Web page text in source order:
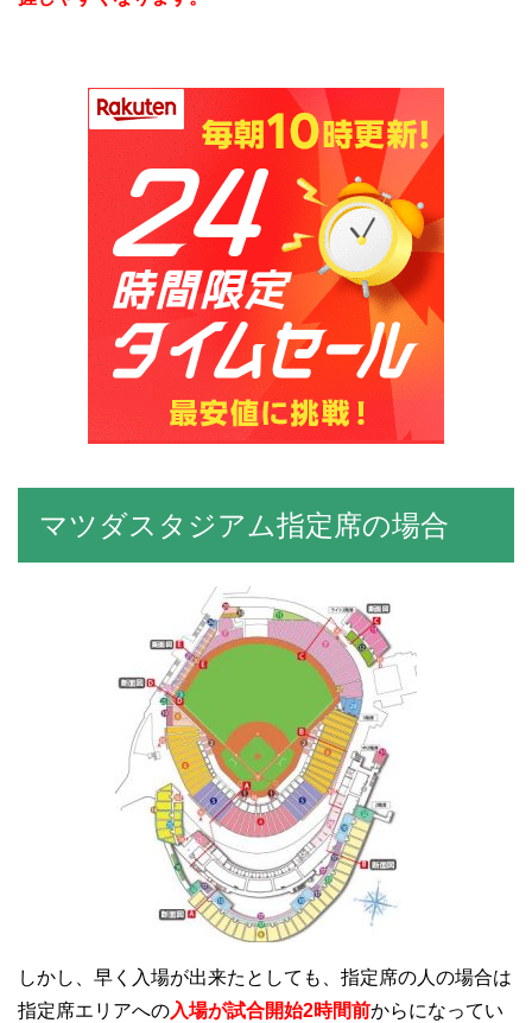
マツダスタジアム指定席の場合
しかし、早く入場が出来たとしても、指定席の人の場合は
指定席エリアへの入場が試合開始2時間前からになってい